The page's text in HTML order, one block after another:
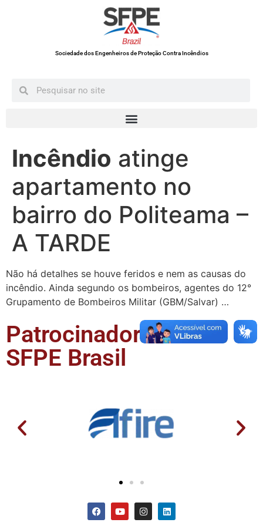
Sociedade dos Engenheiros de Proteção Contra Incêndios
Incêndio atinge
apartamento no
bairro do Politeama –
A TARDE
Não há detalhes se houve feridos e nem as causas do
incêndio. Ainda segundo os bombeiros, agentes do 12°
Grupamento de Bombeiros Militar (GBM/Salvar) …
Patrocinadores da
SFPE Brasil